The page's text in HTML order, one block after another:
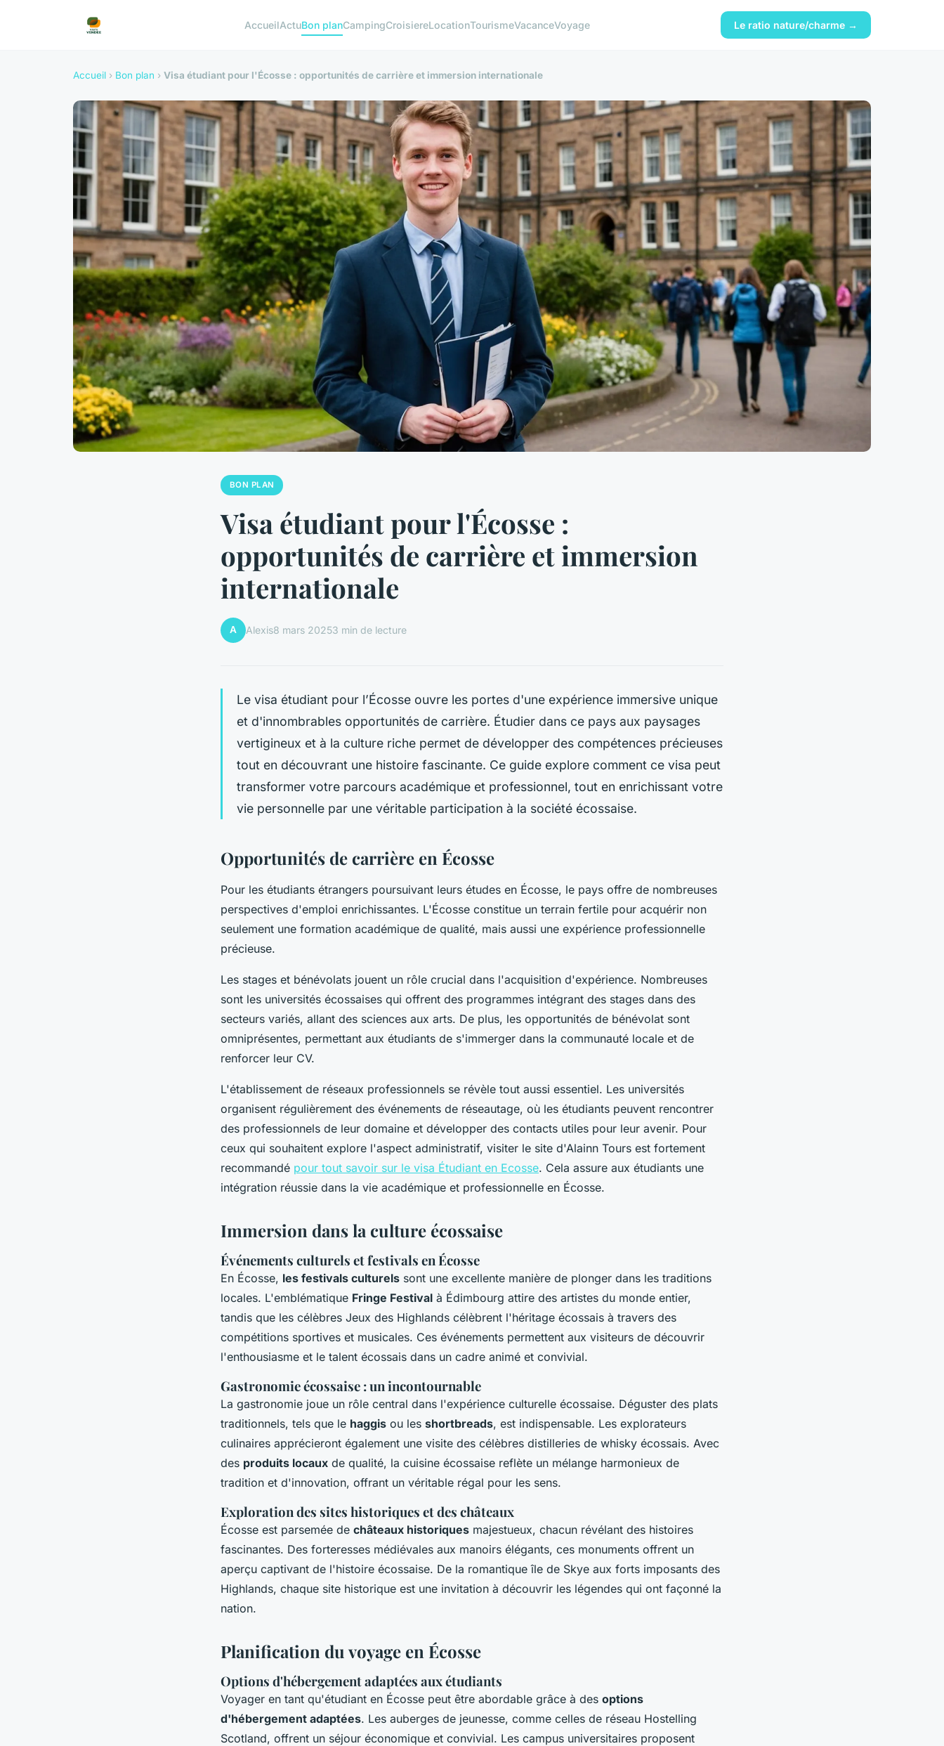
AccueilActuBon planCampingCroisiereLocationTourismeVacanceVoyage Le ratio nature/charme →
Accueil › Bon plan › Visa étudiant pour l'Écosse : opportunités de carrière et immersion internationale
BON PLAN
Visa étudiant pour l'Écosse :
opportunités de carrière et immersion
internationale
A Alexis8 mars 20253 min de lecture
Le visa étudiant pour l’Écosse ouvre les portes d'une expérience immersive unique
et d'innombrables opportunités de carrière. Étudier dans ce pays aux paysages
vertigineux et à la culture riche permet de développer des compétences précieuses
tout en découvrant une histoire fascinante. Ce guide explore comment ce visa peut
transformer votre parcours académique et professionnel, tout en enrichissant votre
vie personnelle par une véritable participation à la société écossaise.
Opportunités de carrière en Écosse
Pour les étudiants étrangers poursuivant leurs études en Écosse, le pays offre de nombreuses
perspectives d'emploi enrichissantes. L'Écosse constitue un terrain fertile pour acquérir non
seulement une formation académique de qualité, mais aussi une expérience professionnelle
précieuse.
Les stages et bénévolats jouent un rôle crucial dans l'acquisition d'expérience. Nombreuses
sont les universités écossaises qui offrent des programmes intégrant des stages dans des
secteurs variés, allant des sciences aux arts. De plus, les opportunités de bénévolat sont
omniprésentes, permettant aux étudiants de s'immerger dans la communauté locale et de
renforcer leur CV.
L'établissement de réseaux professionnels se révèle tout aussi essentiel. Les universités
organisent régulièrement des événements de réseautage, où les étudiants peuvent rencontrer
des professionnels de leur domaine et développer des contacts utiles pour leur avenir. Pour
ceux qui souhaitent explore l'aspect administratif, visiter le site d'Alainn Tours est fortement
recommandé pour tout savoir sur le visa Étudiant en Ecosse. Cela assure aux étudiants une
intégration réussie dans la vie académique et professionnelle en Écosse.
Immersion dans la culture écossaise
Événements culturels et festivals en Écosse
En Écosse, les festivals culturels sont une excellente manière de plonger dans les traditions
locales. L'emblématique Fringe Festival à Édimbourg attire des artistes du monde entier,
tandis que les célèbres Jeux des Highlands célèbrent l'héritage écossais à travers des
compétitions sportives et musicales. Ces événements permettent aux visiteurs de découvrir
l'enthousiasme et le talent écossais dans un cadre animé et convivial.
Gastronomie écossaise : un incontournable
La gastronomie joue un rôle central dans l'expérience culturelle écossaise. Déguster des plats
traditionnels, tels que le haggis ou les shortbreads, est indispensable. Les explorateurs
culinaires apprécieront également une visite des célèbres distilleries de whisky écossais. Avec
des produits locaux de qualité, la cuisine écossaise reflète un mélange harmonieux de
tradition et d'innovation, offrant un véritable régal pour les sens.
Exploration des sites historiques et des châteaux
Écosse est parsemée de châteaux historiques majestueux, chacun révélant des histoires
fascinantes. Des forteresses médiévales aux manoirs élégants, ces monuments offrent un
aperçu captivant de l'histoire écossaise. De la romantique île de Skye aux forts imposants des
Highlands, chaque site historique est une invitation à découvrir les légendes qui ont façonné la
nation.
Planification du voyage en Écosse
Options d'hébergement adaptées aux étudiants
Voyager en tant qu'étudiant en Écosse peut être abordable grâce à des options
d'hébergement adaptées. Les auberges de jeunesse, comme celles de réseau Hostelling
Scotland, offrent un séjour économique et convivial. Les campus universitaires proposent